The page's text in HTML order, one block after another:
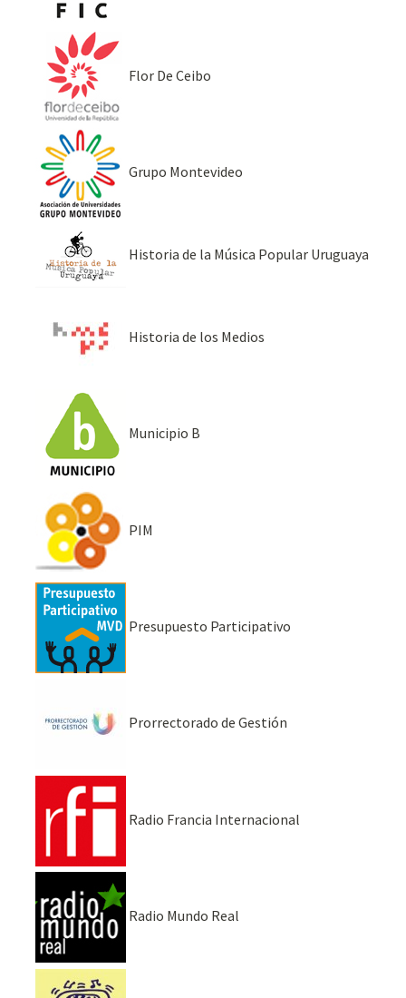
Flor De Ceibo
Grupo Montevideo
Historia de la Música Popular Uruguaya
Historia de los Medios
Municipio B
PIM
Presupuesto Participativo
Prorrectorado de Gestión
Radio Francia Internacional
Radio Mundo Real